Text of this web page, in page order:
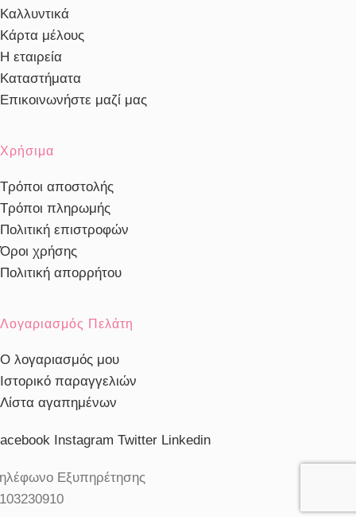
Καλλυντικά
Κάρτα μέλους
Η εταιρεία
Καταστήματα
Επικοινωνήστε μαζί μας
Χρήσιμα
Τρόποι αποστολής
Τρόποι πληρωμής
Πολιτική επιστροφών
Όροι χρήσης
Πολιτική απορρήτου
Λογαριασμός Πελάτη
Ο λογαριασμός μου
Ιστορικό παραγγελιών
Λίστα αγαπημένων
Instagram Twitter Linkedin
Εξυπηρέτησης